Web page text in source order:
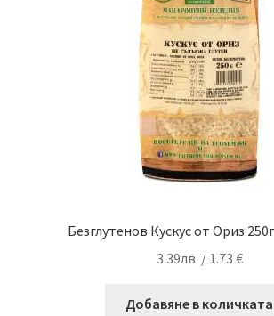
Безглутенов Кускус от Ориз
3.39лв. / 1.73 €
Добавяне в количката